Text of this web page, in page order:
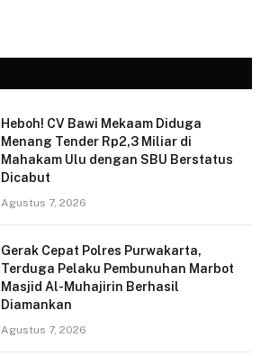
Heboh! CV Bawi Mekaam Diduga
Menang Tender Rp2,3 Miliar di
Mahakam Ulu dengan SBU Berstatus
Dicabut
Agustus 7, 2026
Gerak Cepat Polres Purwakarta,
Terduga Pelaku Pembunuhan Marbot
Masjid Al-Muhajirin Berhasil
Diamankan
Agustus 7, 2026